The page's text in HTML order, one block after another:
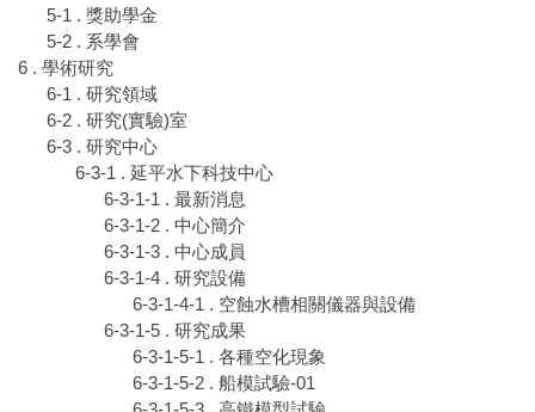
5-1 . 獎助學金
5-2 . 系學會
6 . 學術研究
6-1 . 研究領域
6-2 . 研究(實驗)室
6-3 . 研究中心
6-3-1 . 延平水下科技中心
6-3-1-1 . 最新消息
6-3-1-2 . 中心簡介
6-3-1-3 . 中心成員
6-3-1-4 . 研究設備
6-3-1-4-1 . 空蝕水槽相關儀器與設備
6-3-1-5 . 研究成果
6-3-1-5-1 . 各種空化現象
6-3-1-5-2 . 船模試驗-01